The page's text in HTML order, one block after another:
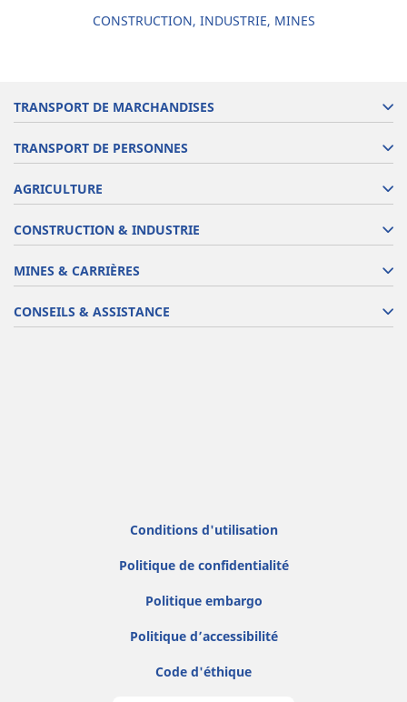
CONSTRUCTION, INDUSTRIE, MINES
TRANSPORT DE MARCHANDISES
TRANSPORT DE PERSONNES
AGRICULTURE
CONSTRUCTION & INDUSTRIE
MINES & CARRIÈRES
CONSEILS & ASSISTANCE
Conditions d'utilisation
Politique de confidentialité
Politique embargo
Politique d’accessibilité
Code d'éthique